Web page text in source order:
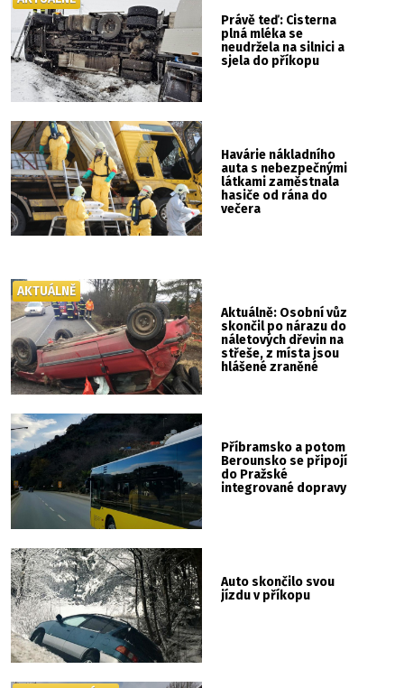
Právě teď: Cisterna
plná mléka se
neudržela na silnici a
sjela do příkopu
Havárie nákladního
auta s nebezpečnými
látkami zaměstnala
hasiče od rána do
večera
Aktuálně: Osobní vůz
skončil po nárazu do
náletových dřevin na
střeše, z místa jsou
hlášené zraněné
AKTUÁLNĚ
Příbramsko a potom
Berounsko se připojí
do Pražské
integrované dopravy
Auto skončilo svou
jízdu v příkopu